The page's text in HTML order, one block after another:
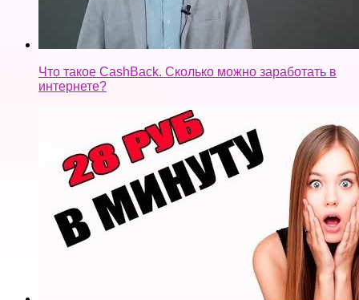
2 САЙТА ГДЕ МОЖНО ЗАРАБОТАТЬ БЕЗ
ВЛОЖЕНИЙ